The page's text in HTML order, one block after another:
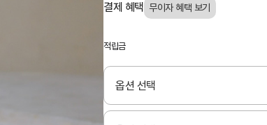
결제 혜택
적립금